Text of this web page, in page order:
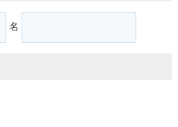
名